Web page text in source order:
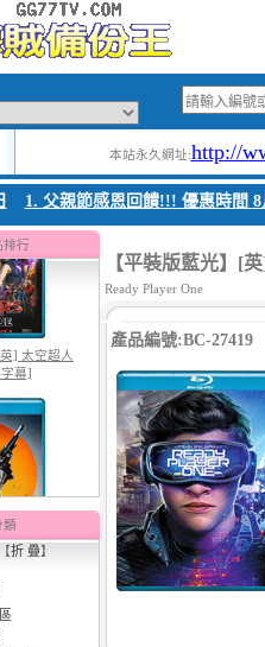
本站永久網址:http://
父親節感恩回饋!!! 優惠時間 8月
排行
] 太空超人
幕]
] 曼達洛人與
字幕]
類
折 疊】
【平裝版藍光】[
Ready Player One
產品編號:BC-27419